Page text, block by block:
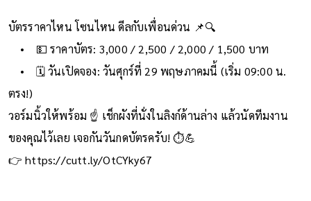
บัตรราคาไหน โซนไหน ดีลกับเพื่อนด่วน 📌🔍
• 💵 ราคาบัตร: 3,000 / 2,500 / 2,000 / 1,500 บาท
• 🗓️ วันเปิดจอง: วันศุกร์ที่ 29 พฤษภาคมนี้ (เริ่ม 09:00 น.
ตรง!)
วอร์มนิ้วให้พร้อม ☝️ เช็กผังที่นั่งในลิงก์ด้านล่าง แล้วนัดทีมงาน
ของคุณไว้เลย เจอกันวันกดบัตรครับ! ⏱️💪
👉 https://cutt.ly/OtCYky67